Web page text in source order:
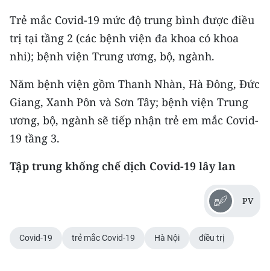
Trẻ mắc Covid-19 mức độ trung bình được điều
trị tại tầng 2 (các bệnh viện đa khoa có khoa
nhi); bệnh viện Trung ương, bộ, ngành.
Năm bệnh viện gồm Thanh Nhàn, Hà Đông, Đức
Giang, Xanh Pôn và Sơn Tây; bệnh viện Trung
ương, bộ, ngành sẽ tiếp nhận trẻ em mắc Covid-
19 tầng 3.
Tập trung khống chế dịch Covid-19 lây lan
PV
Covid-19 trẻ mắc Covid-19 Hà Nội điều trị